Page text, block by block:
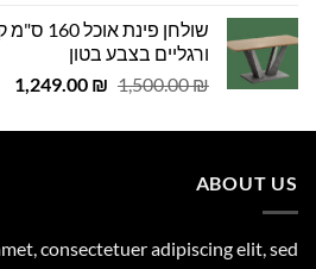
היה:
29.00 ₪.
הוא:שולחן
ורגליים בצבע בטון
1,500.00₪
המחיר
היה:
1,249.00 ₪
ABOUT US
consectetuer adipiscing elit, sed